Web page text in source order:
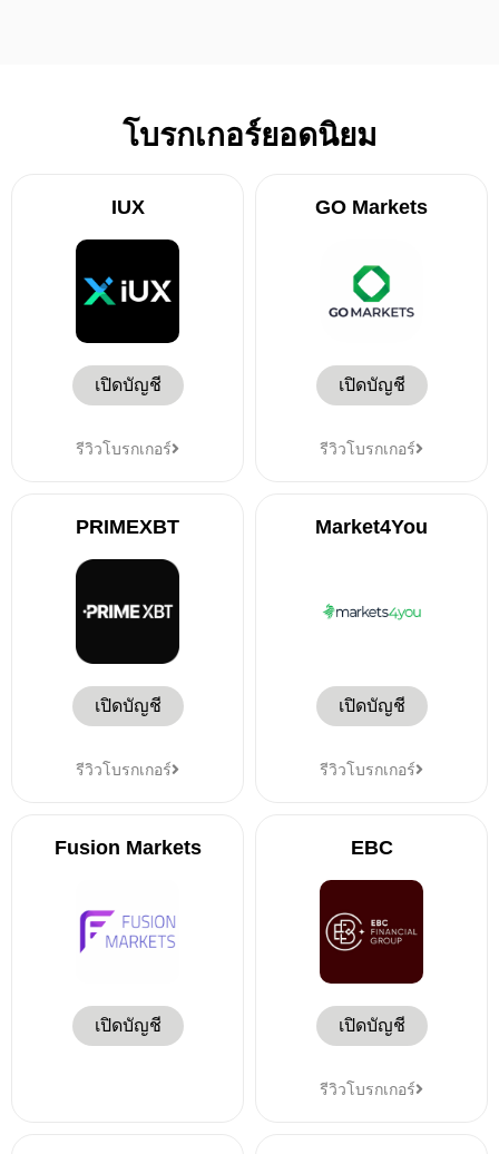
โบรกเกอร์ยอดนิยม
IUX
เปิดบัญชี
รีวิวโบรกเกอร์
GO Markets
เปิดบัญชี
รีวิวโบรกเกอร์
PRIMEXBT
เปิดบัญชี
รีวิวโบรกเกอร์
Market4You
เปิดบัญชี
รีวิวโบรกเกอร์
Fusion Markets
เปิดบัญชี
EBC
เปิดบัญชี
รีวิวโบรกเกอร์